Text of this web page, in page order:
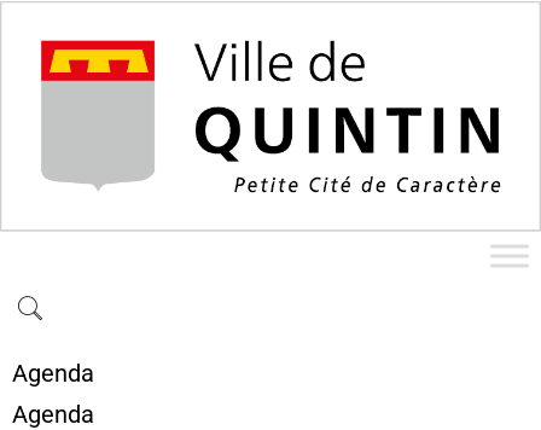
Agenda
Agenda